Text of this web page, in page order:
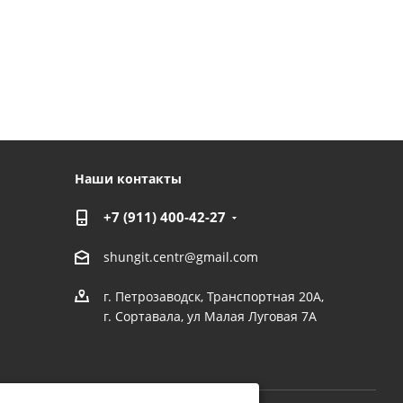
Наши контакты
+7 (911) 400-42-27
shungit.centr@gmail.com
г. Петрозаводск, Транспортная 20А,
г. Сортавала, ул Малая Луговая 7А